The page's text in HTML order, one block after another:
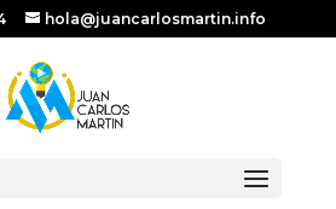
hola@juancarlosmartin.info